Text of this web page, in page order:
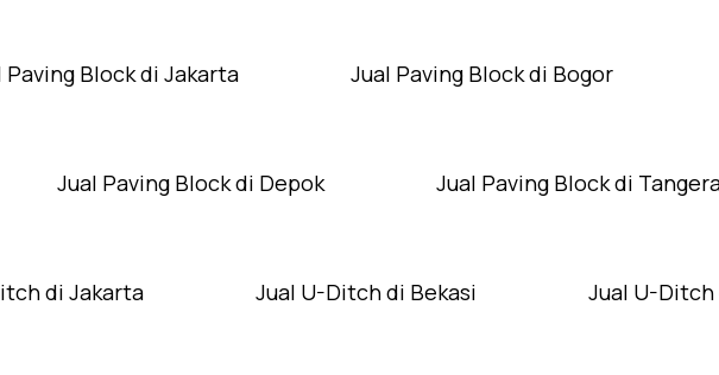
Paving Block di Jakarta Jual Paving Block di Bogor
Jual Paving Block di Depok Jual Paving Block di
di Jakarta Jual U-Ditch di Bekasi Jual U-